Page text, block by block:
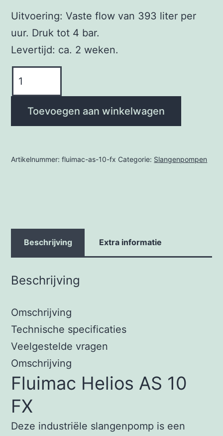
Uitvoering: Vaste flow van 393 liter per
uur. Druk tot 4 bar.
Levertijd: ca. 2 weken.
AS
Toevoegen aan winkelwagen
Artikelnummer:fluimac-as-10-fx Categorie: Slangenpompen
Beschrijving Extra informatie
Beschrijving
Omschrijving
Technische specificaties
Veelgestelde vragen
Omschrijving
Fluimac Helios AS 10
FX
Deze industriële slangenpomp is een